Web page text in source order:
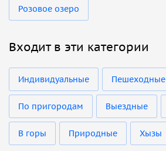
Розовое озеро
Входит в эти категории
Индивидуальные Пешеходные
По пригородам Выездные
В горы Природные Хызы